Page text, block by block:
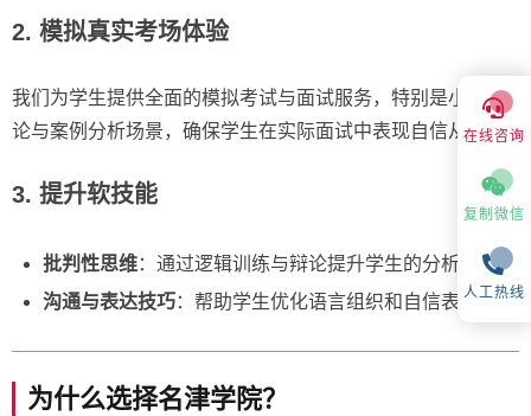
2. 模拟真实考场体验
我们为学生提供全面的模拟考试与面试服务，特别是小组讨
论与案例分析场景，确保学生在实际面试中表现自信从容。
3. 提升软技能
批判性思维：通过逻辑训练与辩论提升学生的分析能力。
沟通与表达技巧：帮助学生优化语言组织和自信表达。
为什么选择名津学院？
在线咨询
复制微信
人工热线